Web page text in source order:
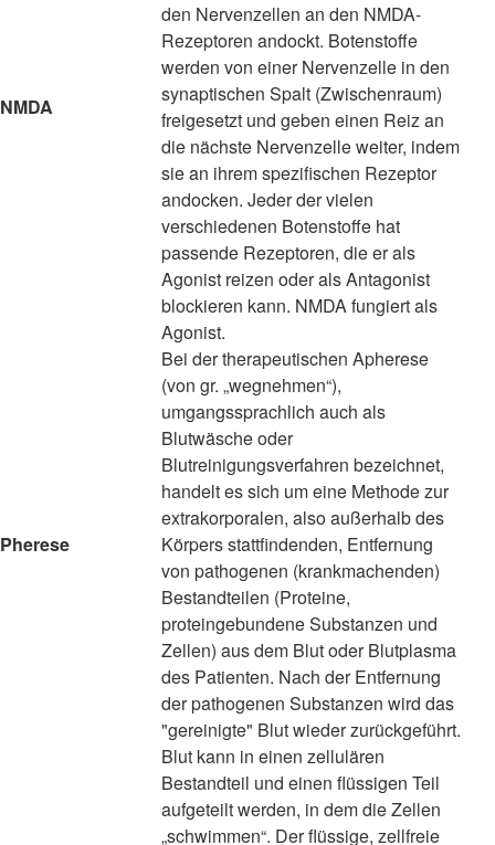
NMDA
den Nervenzellen an den NMDA-
Rezeptoren andockt. Botenstoffe
werden von einer Nervenzelle in den
synaptischen Spalt (Zwischenraum)
freigesetzt und geben einen Reiz an
die nächste Nervenzelle weiter, indem
sie an ihrem spezifischen Rezeptor
andocken. Jeder der vielen
verschiedenen Botenstoffe hat
passende Rezeptoren, die er als
Agonist reizen oder als Antagonist
blockieren kann. NMDA fungiert als
Agonist.
Pherese
Bei der therapeutischen Apherese
(von gr. „wegnehmen“),
umgangssprachlich auch als
Blutwäsche oder
Blutreinigungsverfahren bezeichnet,
handelt es sich um eine Methode zur
extrakorporalen, also außerhalb des
Körpers stattfindenden, Entfernung
von pathogenen (krankmachenden)
Bestandteilen (Proteine,
proteingebundene Substanzen und
Zellen) aus dem Blut oder Blutplasma
des Patienten. Nach der Entfernung
der pathogenen Substanzen wird das
"gereinigte" Blut wieder zurückgeführt.
Blut kann in einen zellulären
Bestandteil und einen flüssigen Teil
aufgeteilt werden, in dem die Zellen
„schwimmen“. Der flüssige, zellfreie